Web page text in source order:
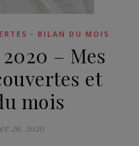
- BILAN DU MOIS
– Mes
et
mois
29, 2020